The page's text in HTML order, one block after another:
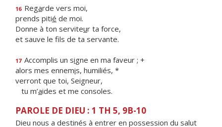
16 Regarde vers moi,
prends pitié de moi.
Donne à ton serviteur ta force,
et sauve le fls de ta servante.
17 Accomplis un signe en ma faveur ; +
alors mes ennemis, humiliés, *
verront que toi, Seigneur,
tu m’aides et me consoles.
PAROLE DE DIEU : 1 TH 5, 9B-10
Dieu nous a destinés à entrer en possession du salut